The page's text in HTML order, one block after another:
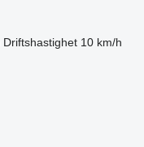
Driftshastighet 10 km/h